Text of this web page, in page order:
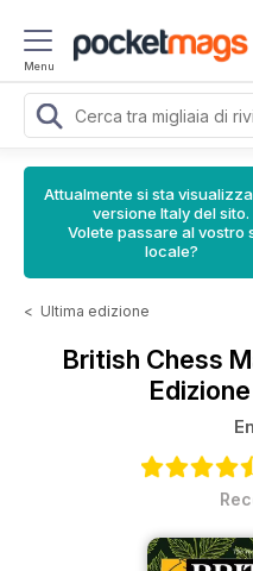
Menu
Attualmente si sta
versione Italy del sito.
Volete passare al vostro
locale?
< Ultima edizione
British Chess